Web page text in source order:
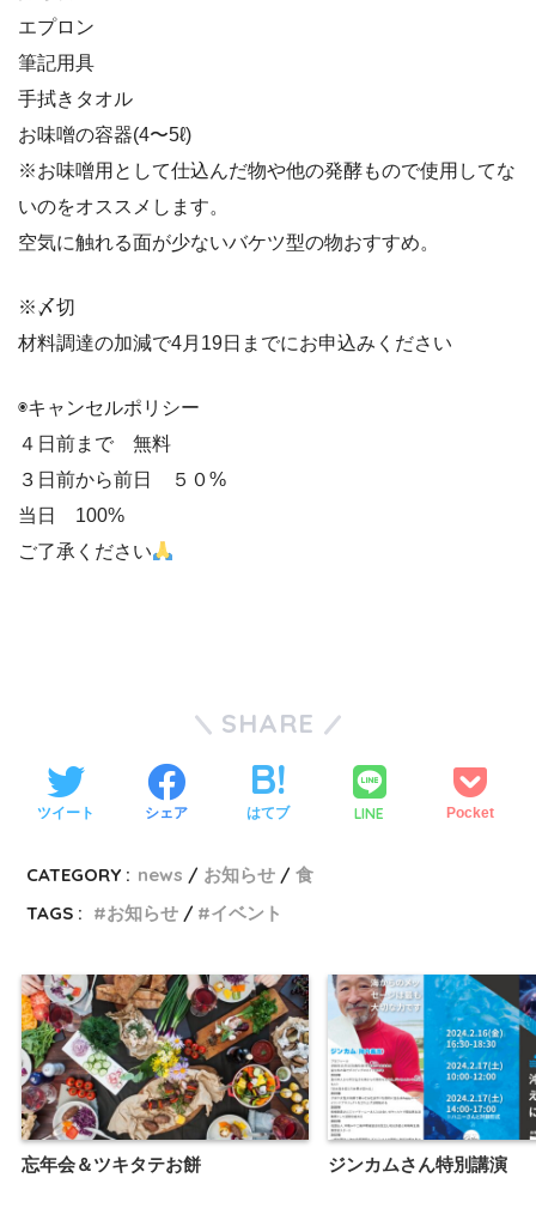
エプロン
筆記用具
手拭きタオル
お味噌の容器(4〜5ℓ)
※お味噌用として仕込んだ物や他の発酵もので使用してな
いのをオススメします。
空気に触れる面が少ないバケツ型の物おすすめ。
※〆切
材料調達の加減で4月19日までにお申込みください
◉キャンセルポリシー
４日前まで 無料
３日前から前日 ５０%
当日 100%
ご了承ください
SHARE
ツイート シェア はてブ LINE Pocket
CATEGORY : news お知らせ
食
TAGS :
お知らせ イベント
忘年会＆ツキタテお餅 ジンカムさん特別講演